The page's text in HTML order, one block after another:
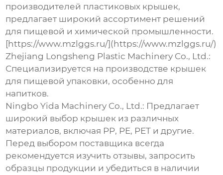
производителей пластиковых крышек,
предлагает широкий ассортимент решений
для пищевой и химической промышленности.
[https://www.mzlggs.ru/](https://www.mzlggs.ru/)
Zhejiang Longsheng Plastic Machinery Co., Ltd.:
Специализируется на производстве крышек
для пищевой упаковки, особенно для
напитков.
Ningbo Yida Machinery Co., Ltd.: Предлагает
широкий выбор крышек из различных
материалов, включая PP, PE, PET и другие.
Перед выбором поставщика всегда
рекомендуется изучить отзывы, запросить
образцы продукции и убедиться в наличии